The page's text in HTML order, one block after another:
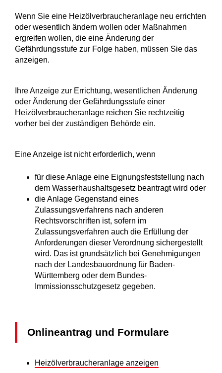
Wenn Sie eine Heizölverbraucheranlage neu errichten
oder wesentlich ändern wollen oder Maßnahmen
ergreifen wollen, die eine Änderung der
Gefährdungsstufe zur Folge haben, müssen Sie das
anzeigen.
Ihre Anzeige zur Errichtung, wesentlichen Änderung
oder Änderung der Gefährdungsstufe einer
Heizölverbraucheranlage reichen Sie rechtzeitig
vorher bei der zuständigen Behörde ein.
Eine Anzeige ist nicht erforderlich, wenn
für diese Anlage eine Eignungsfeststellung nach
dem Wasserhaushaltsgesetz beantragt wird oder
die Anlage Gegenstand eines
Zulassungsverfahrens nach anderen
Rechtsvorschriften ist, sofern im
Zulassungsverfahren auch die Erfüllung der
Anforderungen dieser Verordnung sichergestellt
wird. Das ist grundsätzlich bei Genehmigungen
nach der Landesbauordnung für Baden-
Württemberg oder dem Bundes-
Immissionsschutzgesetz gegeben.
Onlineantrag und Formulare
Heizölverbraucheranlage anzeigen